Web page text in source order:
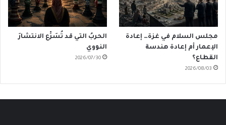
مجلس السلام في غزة… إعادة
الإعمار أم إعادة هندسة
القطاع؟
2026/08/03
الحربُ التي قد تُسَرِّع الانتشارَ
النووي
2026/07/30